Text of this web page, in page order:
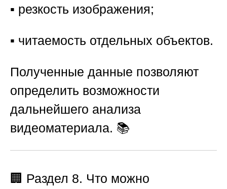
▪️ резкость изображения;
▪️ читаемость отдельных объектов.
Полученные данные позволяют
определить возможности
дальнейшего анализа
видеоматериала. 📚
🏢 Раздел 8. Что можно